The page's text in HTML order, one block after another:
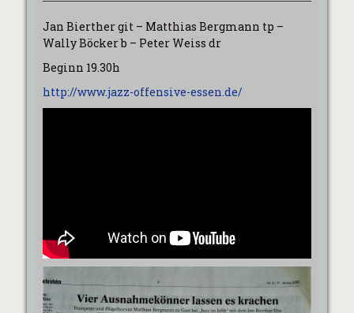
Jan Bierther git – Matthias Bergmann tp –
Wally Böcker b – Peter Weiss dr
Beginn 19.30h
http://www.jazz-offensive-essen.de/